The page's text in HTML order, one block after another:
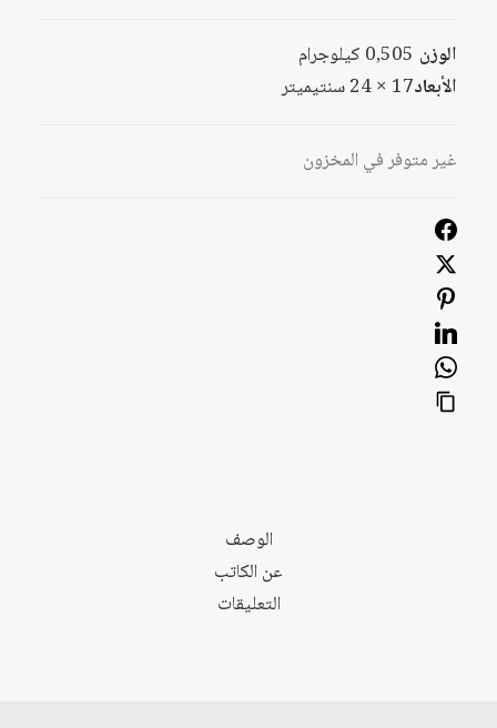
الوزن 0,505 كيلوجرام
الأبعاد17 × 24 سنتيميتر
غير متوفر في المخزون
الوصف
عن الكاتب
التعليقات